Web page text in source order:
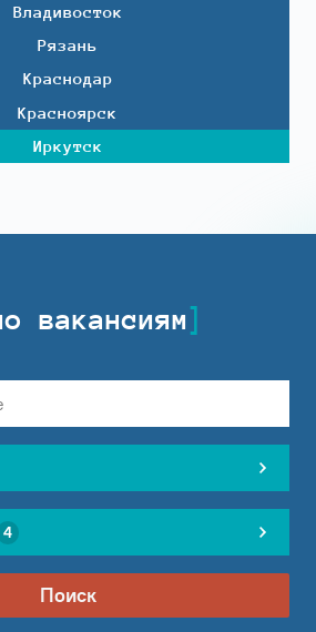
Владивосток
Рязань
Краснодар
Красноярск
Иркутск
вакансиям
4
Поиск